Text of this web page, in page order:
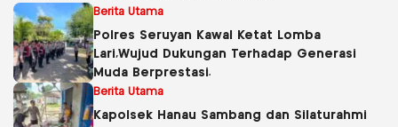
Berita Utama
Polres Seruyan Kawal Ketat Lomba
Lari,Wujud Dukungan Terhadap Generasi
Muda Berprestasi.
Berita Utama
Kapolsek Hanau Sambang dan Silaturahmi